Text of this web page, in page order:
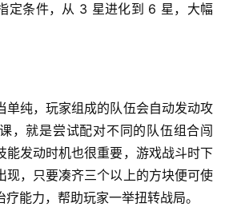
定条件，从 3 星进化到 6 星，大幅
单纯，玩家组成的队伍会自动发动攻
，就是尝试配对不同的队伍组合闯
能发动时机也很重要，游戏战斗时下
现，只要凑齐三个以上的方块便可使
能力，帮助玩家一举扭转战局。